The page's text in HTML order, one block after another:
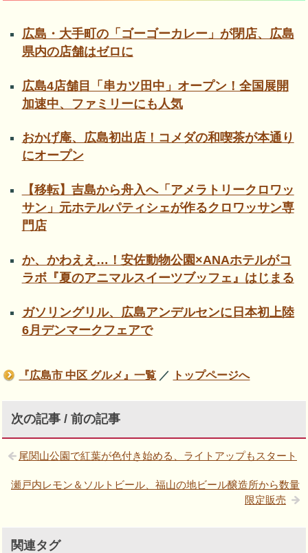
広島・大手町の「ゴーゴーカレー」が閉店、広島
県内の店舗はゼロに
広島4店舗目「串カツ田中」オープン！全国展開
加速中、ファミリーにも人気
おかげ庵、広島初出店！コメダの和喫茶が本通り
にオープン
【移転】吉島から舟入へ「アメラトリークロワッ
サン」元ホテルパティシェが作るクロワッサン専
門店
か、かわええ…！安佐動物公園×ANAホテルがコ
ラボ『夏のアニマルスイーツブッフェ』はじまる
ガソリングリル、広島アンデルセンに日本初上陸
6月デンマークフェアで
『広島市 中区 グルメ』一覧 ／ トップページへ
次の記事 / 前の記事
尾関山公園で紅葉が色付き始める、ライトアップもスタート
瀬戸内レモン＆ソルトビール、福山の地ビール醸造所から数量
限定販売
関連タグ